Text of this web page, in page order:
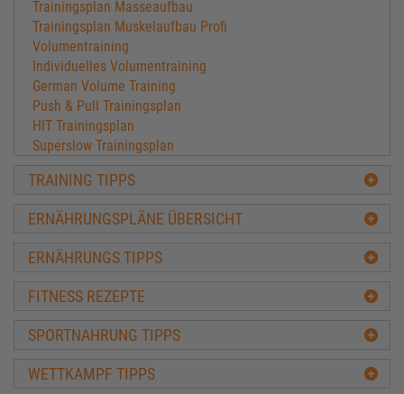
Trainingsplan Masseaufbau
Trainingsplan Muskelaufbau Profi
Volumentraining
Individuelles Volumentraining
German Volume Training
Push & Pull Trainingsplan
HIT Trainingsplan
Superslow Trainingsplan
Doggcrapp Trainingsplan Muskelaufbau
Versagenstraining Mind-Xplode
HST Classic Trainingsplan
HST-Cluster Trainingsplan
Antagonisten Trainingsplan
Pyramidentraining
8x8 Training Vince Gironda
15x4 Trainingsplan
TRAINING TIPPS
ERNÄHRUNGSPLÄNE ÜBERSICHT
ERNÄHRUNGS TIPPS
FITNESS REZEPTE
SPORTNAHRUNG TIPPS
WETTKAMPF TIPPS